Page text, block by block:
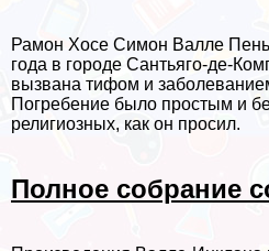
Рамон Хосе Симон Валле
года в городе Сантьяго-де-
вызвана тифом и
Погребение было простым и
религиозных, как он просил.
Полное собрание